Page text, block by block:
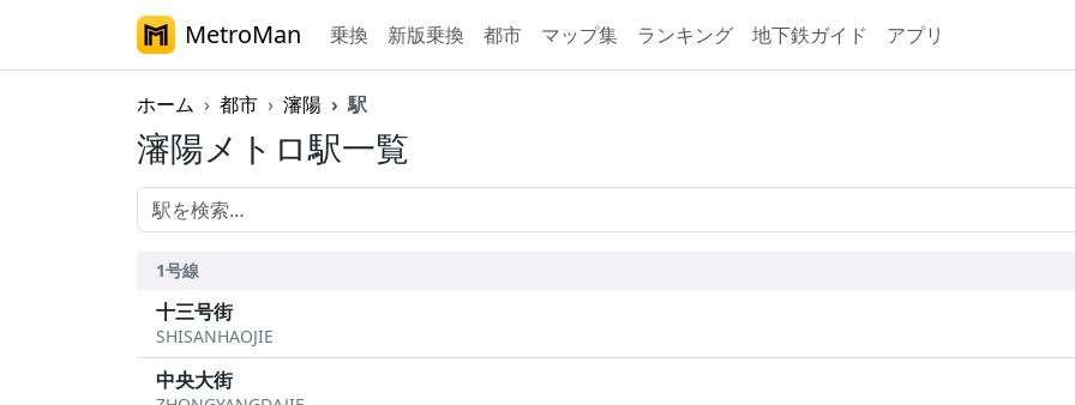
MetroMan 乗換 新版乗換 都市 マップ集 ランキング 地下鉄ガイド アプリ
ホーム 都市 瀋陽 駅
瀋陽メトロ駅一覧
1号線
十三号街
SHISANHAOJIE
中央大街